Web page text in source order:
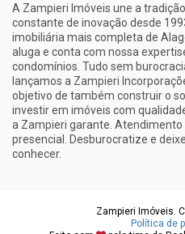
A Zampieri Imóveis une a
constante de inovação desde
imobiliária mais completa de
aluga e conta com nossa
condomínios. Tudo sem
lançamos a Zampieri
objetivo de também construir o
investir em imóveis com
a Zampieri garante.
presencial. Desburocratize e
conhecer.
Zampieri Imóveis.
Política de